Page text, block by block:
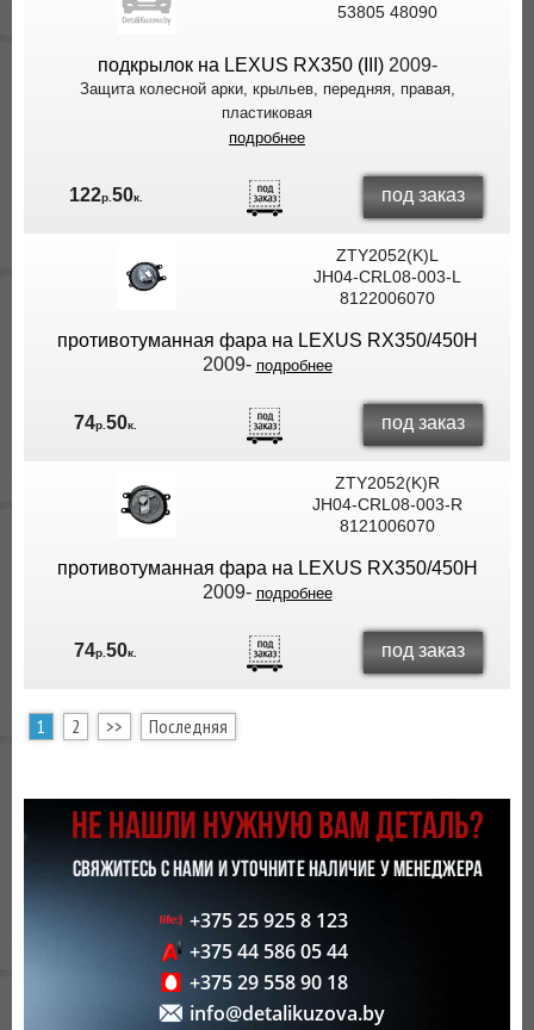
53805 48090
подкрылок на LEXUS RX350 (III)2009-
Защита колесной арки, крыльев, передняя, правая,
пластиковая
подробнее
122р. 50к. под заказ
ZTY2052(K)L
JH04-CRL08-003-L
8122006070
противотуманная фара на LEXUS RX350/450H
2009- подробнее
74р.50к. под заказ
ZTY2052(K)R
JH04-CRL08-003-R
8121006070
противотуманная фара на LEXUS RX350/450H
2009- подробнее
74р.50к. под заказ
1 2 >> Последняя
НЕ НАШЛИ НУЖНУЮ ВАМ ДЕТАЛЬ?
СВЯЖИТЕСЬ С НАМИ И УТОЧНИТЕ НАЛИЧИЕ У МЕНЕДЖЕРА
+375 25 925 8 123
+375 44 586 05 44
+375 29 558 90 18
info@detalikuzova.by